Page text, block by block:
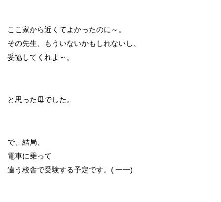
ここ家から近くてよかったのに～。
その先生、もういないかもしれないし、
妥協してくれよ～。
と思った母でした。
で、結局、
電車に乗って
違う校舎で受験する予定です。( 一一)